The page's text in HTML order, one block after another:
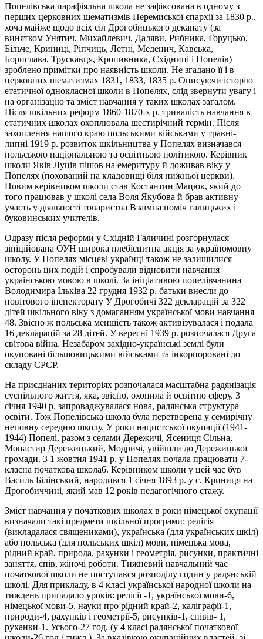
Попелівська парафіяльна школа не зафіксована в одному з
перших церковних шематизмів Перемиської єпархії за 1830 р.,
хоча майже щодо всіх сіл Дрогобицького деканату (за
винятком Унятич, Михайлевич, Даляви, Рибника, Горуцько,
Більче, Криниці, Ріпчиць, Летні, Меденич, Кавська,
Борислава, Трускавця, Кропивника, Східниці і Попелів)
зроблено примітки про наявність школи. Не згадано її і в
церковних шематизмах 1831, 1833, 1835 р. Описуючи історію
етатичної однокласної школи в Попелях, слід звернути увагу і
на організацію та зміст навчання у таких школах загалом.
Після шкільних реформ 1860-1870-х р. тривалість навчання в
етатичних школах охоплювала шестирічний термін. Після
захоплення нашого краю польськими військами у травні-
липні 1919 р. розвиток шкільництва у Попелях визначався
польською національною та освітньою політикою. Керівник
школи Яків Луців пішов на емеритуру й доживав віку у
Попелях (похований на кладовищі біля нижньої церкви).
Новим керівником школи став Костянтин Мацюк, який до
того працював у школі села Воля Якубова й брав активну
участь у діяльності товариства Взаїмна поміч галицьких і
буковинських учителів.
Одразу після реформи у Східній Галичині розгорнулася
зініційована ОУН широка плебісцитна акція за україномовну
школу. У Попелях місцеві українці також не залишилися
осторонь цих подій і спробували відновити навчання
украінською мовою в школі. За ініціативою попелівчанина
Володимира Ільківа 22 грудня 1932 р. батьки внесли до
повітового інспекторату У Дрогобичі 322 декларацій за 322
дітей шкільного віку з домаганням української мови навчання
48. Звісно ж польська меншість також активізувалася i подала
16 декларацій за 28 дітей. У вересні 1939 р. розпочалася Друга
світова війна. Незабаром західно-українські землі були
окуповані більшовицькими військами та інкорпоровані до
складу СРСР.
На приєднаних територіях розпочалася масштабна радянізація
суспільного життя, яка, звісно, охопила й освітню сферу. 3
січня 1940 р. запроваджувалася нова, радянська структура
освіти. Тож Попелівська школа була перетворена у семирічну
неповну середню школу. У роки нацистської окупації (1941-
1944) Попелі, разом з селами Дережичі, Ясениця Сільна,
Монастир Дережицький, Модричі, увійшли до Дережицької
громади. 3 1 жовтня 1941 р. у Попелях почала працювати 7-
класна початкова школа6. Керівником школи у цей час був
Василь Білінський, народився 1 cічня 1893 р. у с. Криниця на
Дрогобиччині, який мав 12 років педагогічного стажу.
Зміст навчання у початкових школах в роки німецької окупації
визначали такі предмети шкільної програми: релігія
(викладалася священиками), українська (для українських шкіл)
або польська (для польських шкіл) мови, німецька мова,
рідний край, природа, рахунки і геометрія, рисунки, практичні
заняття, спів, жіночі роботи. Тижневий навчальний час
початкової школи не поступався розподілу годин у радянській
школі. Для прикладу, в 4 класі української народної школи на
тиждень припадало уроків: релігії -1, української мови-6,
німецької мови-5, науки про рідний край-2, каліграфії-1,
природи-4, рахунків і геометрії-5, рисунків-1, співів- 1,
руханки-1. Усього-27 год. (у 4 класі радянської початкової